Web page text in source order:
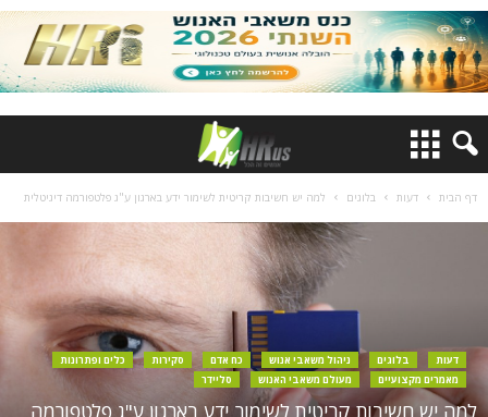
דף הבית דעות בלוגים למה יש חשיבות קריטית לשימור ידע בארגון ע"ג פלטפורמה דיגיטלית
דעות בלוגים ניהול משאבי אנוש כח אדם סקירות
כלים ופתרונות
מאמרים מקצועיים
מעולם משאבי האנוש סליידר